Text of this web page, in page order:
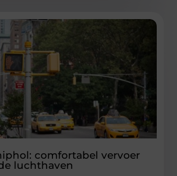
comfortabel vervoer
luchthaven